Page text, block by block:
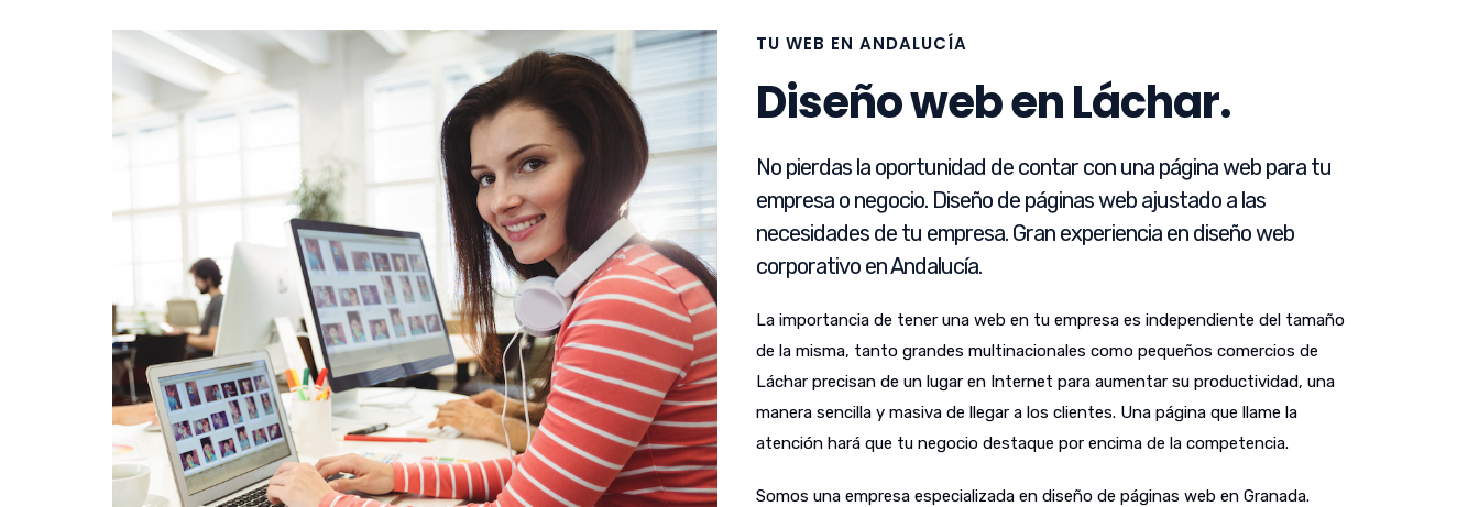
TU WEB EN ANDALUCÍA
Diseño web en Láchar.
No pierdas la oportunidad de contar con una página web para tu
empresa o negocio. Diseño de páginas web ajustado a las
necesidades de tu empresa. Gran experiencia en diseño web
corporativo en Andalucía.
La importancia de tener una web en tu empresa es independiente del tamaño
de la misma, tanto grandes multinacionales como pequeños comercios de
Láchar precisan de un lugar en Internet para aumentar su productividad, una
manera sencilla y masiva de llegar a los clientes. Una página que llame la
atención hará que tu negocio destaque por encima de la competencia.
Somos una empresa especializada en diseño de páginas web en Granada.